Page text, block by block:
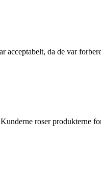
da de var
roser produkterne